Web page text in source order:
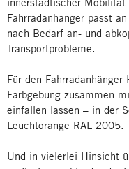
Fahrradanhänger passt
nach Bedarf an- und
Transportprobleme.
Für den
Farbgebung zusammen
einfallen lassen – in der
Leuchtorange RAL 2005.
Und in vielerlei Hinsicht